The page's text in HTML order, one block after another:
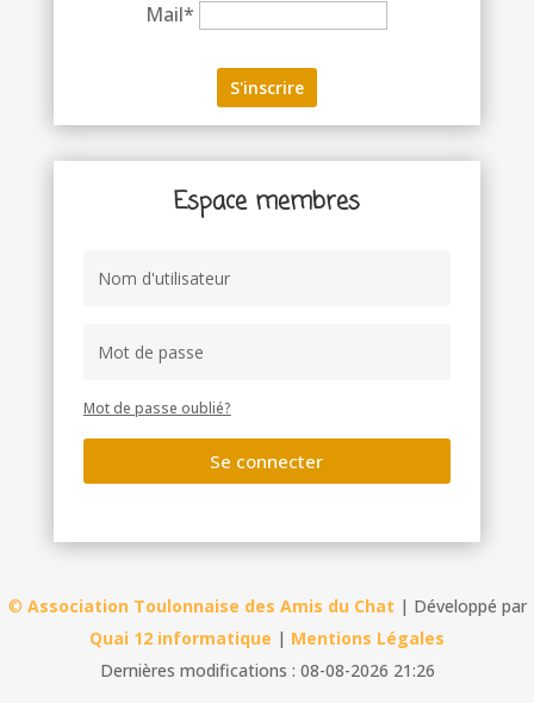
Mail*
Espace membres
Mot de passe oublié?
Se connecter
© Association Toulonnaise des Amis du Chat | Développé par
Quai 12 informatique | Mentions Légales
Dernières modifications : 08-08-2026 21:26